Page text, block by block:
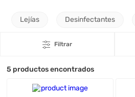
Lejías Desinfectantes
Filtrar
5 productos encontrados